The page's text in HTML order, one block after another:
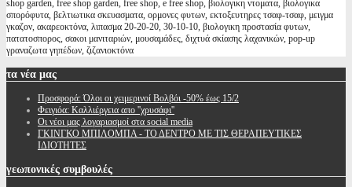
shop garden, free shop garden, free shop, e free shop, βιολογικη ντοματα, βιολογικα
σπορόφυτα, βελτιωτικα σκευασματα, ορμονες φυτων, εκτοξευτηρες τσαφ-τσαφ, μειγμα
γκαζον, ακαρεοκτόνα, λιπασμα 20-20-20, 30-10-10, βιολογικη προστασία φυτων,
πατατοσπορος, σακοι μανιταριών, μουσαμάδες, διχτυά σκίασης λαχανικών, pop-up
γραναζωτα γηπέδων, ζιζανιοκτόνα
τα νέα μας
Προσφορά: Όλοι οι χειμερινοί Βολβόι -50% έως 15/2
Φειγιόα: Καλλιέργεια απο ''χρυσάφι''
Oι νέοι μας λογαριασμοί στα social media
ΓΚΙΝΓΚΟ ΜΠΙΛΟΜΠΑ - ΤΟ ΔΕΝΤΡΟ ΜΕ ΤΙΣ ΘΕΡΑΠΕΥΤΙΚΕΣ
ΙΔΙΟΤΗΤΕΣ
γεωπονικές συμβουλές